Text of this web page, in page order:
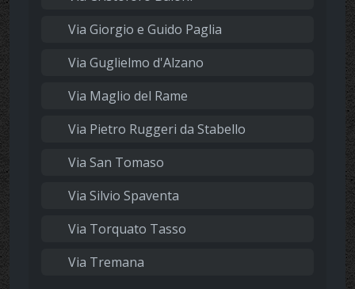
Via Giorgio e Guido Paglia
Via Guglielmo d'Alzano
Via Maglio del Rame
Via Pietro Ruggeri da Stabello
Via San Tomaso
Via Silvio Spaventa
Via Torquato Tasso
Via Tremana